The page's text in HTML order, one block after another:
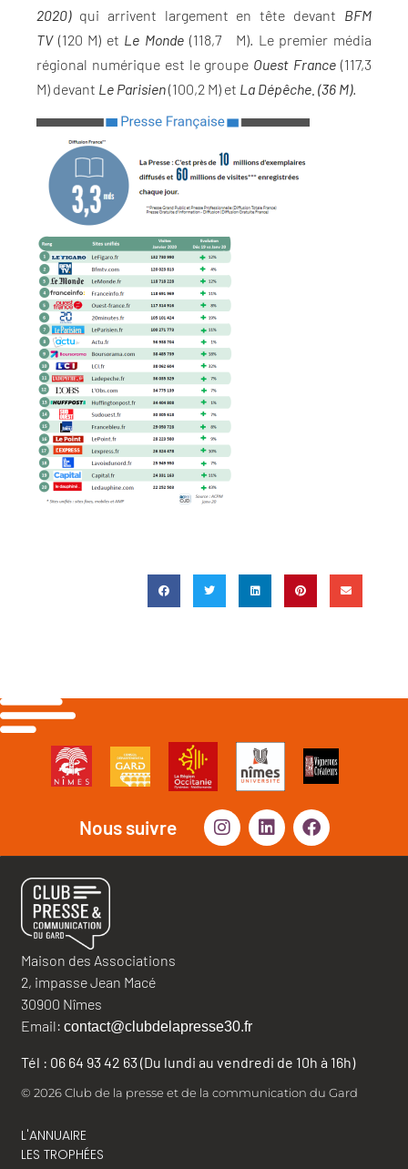
2020) qui arrivent largement en tête devant BFM
TV(120 M) et Le Monde (118,7 M). Le premier média
régional numérique est le groupe Ouest France (117,3
M) devant Le Parisien(100,2 M) et L a Dépêche. (36 M).
Nous suivre
Maison des Associations
2, impasse Jean Macé
30900 Nîmes
Email: contact@clubdelapresse30.fr
Tél : 06 64 93 42 63 (Du lundi au vendredi de 10h à 16h)
© 2026 Club de la presse et de la communication du Gard
L'ANNUAIRE
LES TROPHÉES